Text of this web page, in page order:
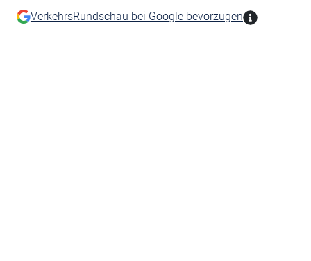
VerkehrsRundschau bei Google bevorzugen